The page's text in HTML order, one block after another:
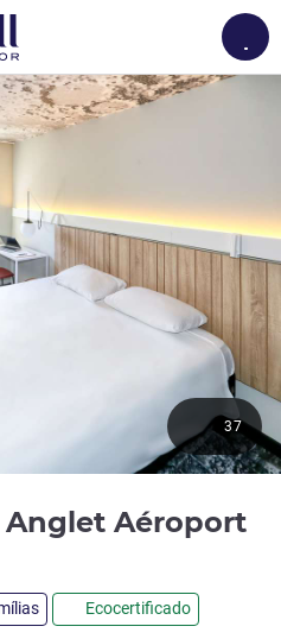
Aéroport3
Ecocertificado
37